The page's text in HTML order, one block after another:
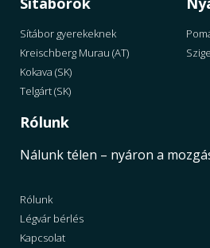
Sítábor gyerekeknek
Kreischberg Murau (AT)
Kokava (SK)
Telgárt (SK)
Rólunk
Nálunk télen – nyáron a
Rólunk
Légvár bérlés
Kapcsolat